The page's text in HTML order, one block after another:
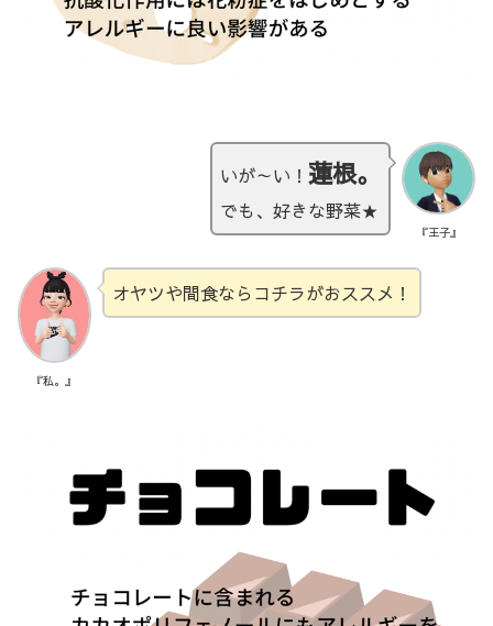
『王子』
いが～い！ 蓮根。
でも、好きな野菜★
『私。』
オヤツや間食ならコチラがおススメ！